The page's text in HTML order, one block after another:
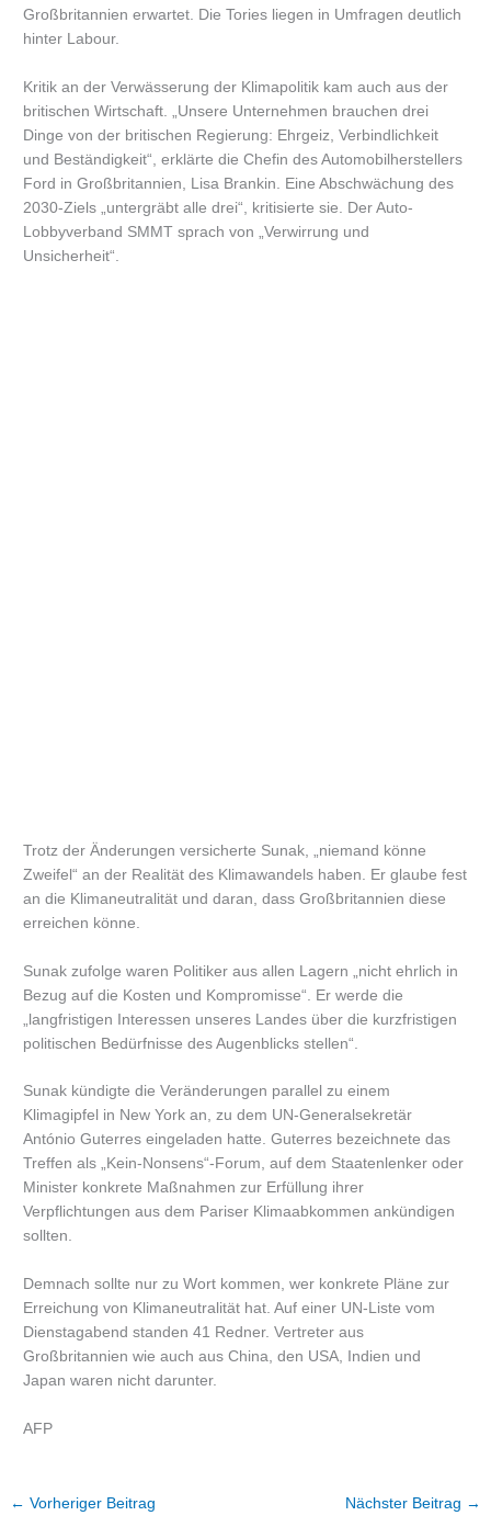
Großbritannien erwartet. Die Tories liegen in Umfragen deutlich
hinter Labour.
Kritik an der Verwässerung der Klimapolitik kam auch aus der
britischen Wirtschaft. „Unsere Unternehmen brauchen drei
Dinge von der britischen Regierung: Ehrgeiz, Verbindlichkeit
und Beständigkeit“, erklärte die Chefin des Automobilherstellers
Ford in Großbritannien, Lisa Brankin. Eine Abschwächung des
2030-Ziels „untergräbt alle drei“, kritisierte sie. Der Auto-
Lobbyverband SMMT sprach von „Verwirrung und
Unsicherheit“.
Trotz der Änderungen versicherte Sunak, „niemand könne
Zweifel“ an der Realität des Klimawandels haben. Er glaube fest
an die Klimaneutralität und daran, dass Großbritannien diese
erreichen könne.
Sunak zufolge waren Politiker aus allen Lagern „nicht ehrlich in
Bezug auf die Kosten und Kompromisse“. Er werde die
„langfristigen Interessen unseres Landes über die kurzfristigen
politischen Bedürfnisse des Augenblicks stellen“.
Sunak kündigte die Veränderungen parallel zu einem
Klimagipfel in New York an, zu dem UN-Generalsekretär
António Guterres eingeladen hatte. Guterres bezeichnete das
Treffen als „Kein-Nonsens“-Forum, auf dem Staatenlenker oder
Minister konkrete Maßnahmen zur Erfüllung ihrer
Verpflichtungen aus dem Pariser Klimaabkommen ankündigen
sollten.
Demnach sollte nur zu Wort kommen, wer konkrete Pläne zur
Erreichung von Klimaneutralität hat. Auf einer UN-Liste vom
Dienstagabend standen 41 Redner. Vertreter aus
Großbritannien wie auch aus China, den USA, Indien und
Japan waren nicht darunter.
AFP
← Vorheriger Beitrag Nächster Beitrag →